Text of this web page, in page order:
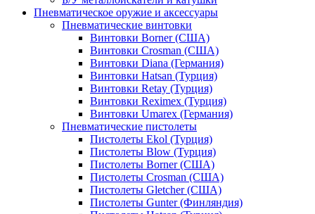
Пневматическое оружие и аксессуары
Пневматические винтовки
Винтовки Borner (США)
Винтовки Crosman (США)
Винтовки Diana (Германия)
Винтовки Hatsan (Турция)
Винтовки Retay (Турция)
Винтовки Reximex (Турция)
Винтовки Umarex (Германия)
Пневматические пистолеты
Пистолеты Ekol (Турция)
Пистолеты Blow (Турция)
Пистолеты Borner (США)
Пистолеты Crosman (США)
Пистолеты Gletcher (США)
Пистолеты Gunter (Финляндия)